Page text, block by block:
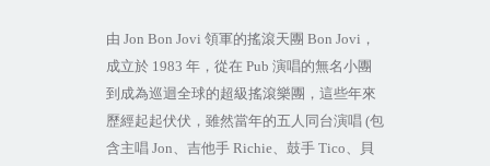
由 Jon Bon Jovi 領軍的搖滾天團 Bon Jovi ，
成立於 1983 年，從在 Pub 演唱的無名小團
到成為巡迴全球的超級搖滾樂團，這些年來
歷經起起伏伏，雖然當年的五人同台演唱 (包
含主唱 Jon、吉他手 Richie、鼓手 Tico、貝